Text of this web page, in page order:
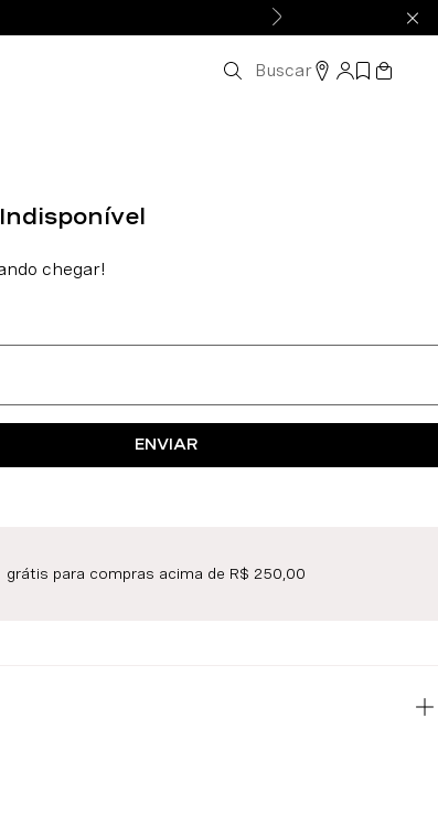
Buscar
ENVIAR
grátis para compras acima de R$ 250,00